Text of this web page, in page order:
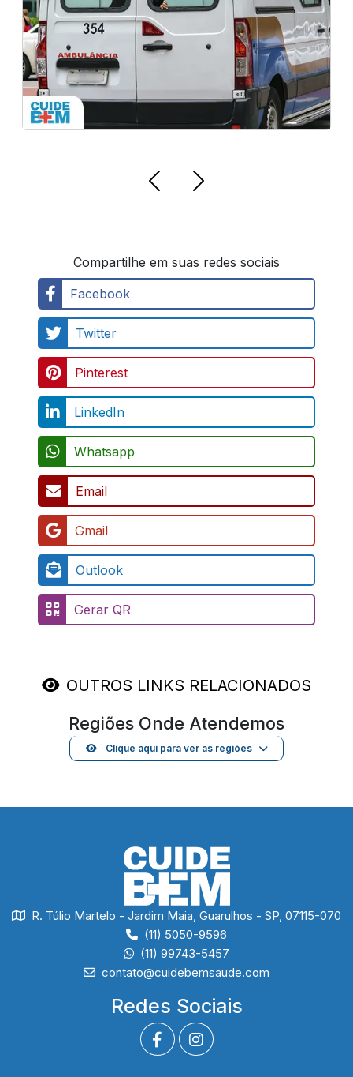
Compartilhe em suas redes sociais
Facebook
Twitter
Pinterest
LinkedIn
Whatsapp
Email
Gmail
Outlook
Gerar QR
OUTROS LINKS RELACIONADOS
Regiões Onde Atendemos
Clique aqui para ver as regiões
R. Túlio Martelo - Jardim Maia, Guarulhos - SP, 07115-070
(11) 5050-9596
(11) 99743-5457
contato@cuidebemsaude.com
Redes Sociais